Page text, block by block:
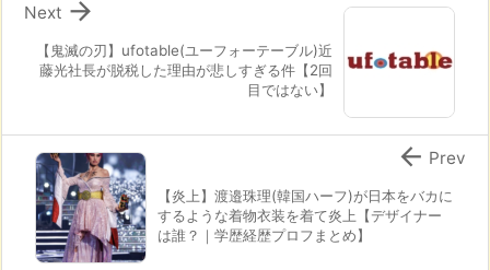
【鬼滅の刃】ufotable(ユーフォーテーブル)近
藤光社長が脱税した理由が悲しすぎる件【2回
目ではない】

Next
【炎上】渡邉珠理(韓国ハーフ)が日本をバカに
するような着物衣装を着て炎上【デザイナー
は誰？｜学歴経歴プロフまとめ】
 Prev